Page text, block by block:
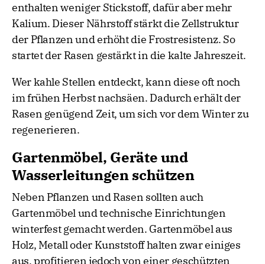
enthalten weniger Stickstoff, dafür aber mehr
Kalium. Dieser Nährstoff stärkt die Zellstruktur
der Pflanzen und erhöht die Frostresistenz. So
startet der Rasen gestärkt in die kalte Jahreszeit.
Wer kahle Stellen entdeckt, kann diese oft noch
im frühen Herbst nachsäen. Dadurch erhält der
Rasen genügend Zeit, um sich vor dem Winter zu
regenerieren.
Gartenmöbel, Geräte und
Wasserleitungen schützen
Neben Pflanzen und Rasen sollten auch
Gartenmöbel und technische Einrichtungen
winterfest gemacht werden. Gartenmöbel aus
Holz, Metall oder Kunststoff halten zwar einiges
aus, profitieren jedoch von einer geschützten